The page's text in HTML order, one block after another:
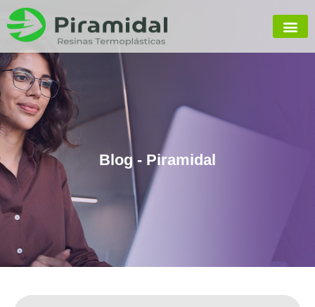
Blog - Piramidal